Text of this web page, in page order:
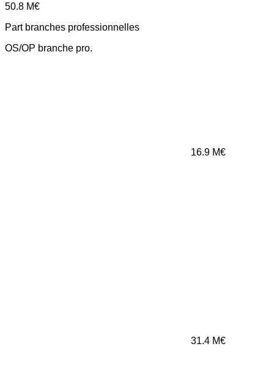
50.8 M€
Part branches professionnelles
OS/OP branche pro.
16.9 M€
31.4 M€